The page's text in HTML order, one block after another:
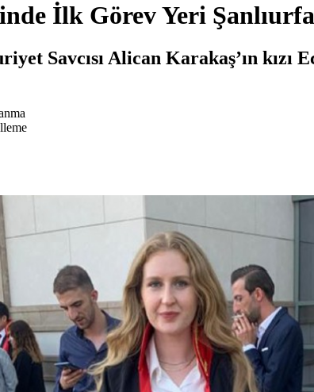
İlk Görev Yeri
Savcısı Alican Karakaş’ın kızı